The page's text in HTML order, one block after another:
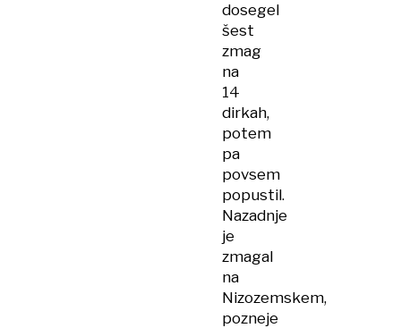
dosegel
šest
zmag
na
14
dirkah,
potem
pa
povsem
popustil.
Nazadnje
je
zmagal
na
Nizozemskem,
pozneje